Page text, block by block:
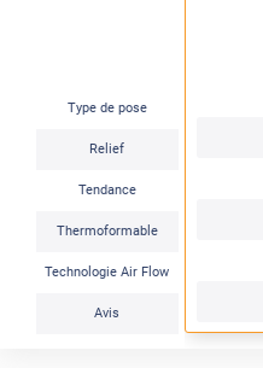
Type de pose
Relief
Tendance
Thermoformable
Technologie Air Flow
Avis